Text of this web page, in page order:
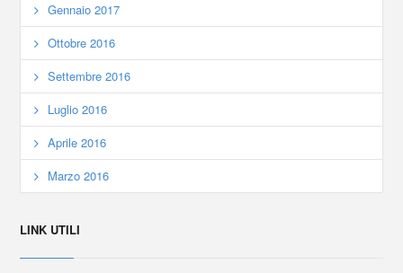
Gennaio 2017
Ottobre 2016
Settembre 2016
Luglio 2016
Aprile 2016
Marzo 2016
LINK UTILI